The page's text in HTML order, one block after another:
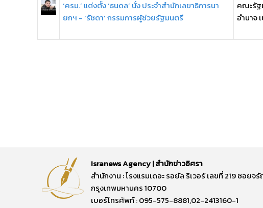
‘ครม.’ แต่งตั้ง ‘ธนดล’ นั่ง ประจำสำนักเลขาธิการนา
ยกฯ - ‘รัชดา’ กรรมการผู้ช่วยรัฐมนตรี
คณะรัฐ
อำนาจ
Isranews Agency | สำนักข่าวอิศรา
สำนักงาน : โรงแรมเดอะ รอยัล ริเวอร์ เลขที่ 219 ซอ
กรุงเทพมหานคร 10700
เบอร์โทรศัพท์ : 095-575-8881,02-2413160-1